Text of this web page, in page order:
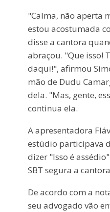
"Calma, não aperta
estou acostumada
disse a cantora
abraçou. "Que isso!
daqui!", afirmou
mão de Dudu
dela. "Mas, gente,
continua ela.
A apresentadora
estúdio participava
dizer "Isso é
SBT segura a
De acordo com a
seu advogado vão